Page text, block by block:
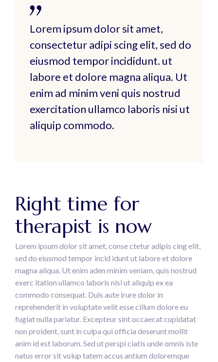
Lorem ipsum dolor sit amet,
consectetur adipi scing elit, sed do
eiusmod tempor incididunt. ut
labore et dolore magna aliqua. Ut
enim ad minim veni quis nostrud
exercitation ullamco laboris nisi ut
aliquip commodo.
Right time for
therapist is now
Lorem ipsum dolor sit amet, conse ctetur adipis cing elit,
sed do eiusmod tempor incid idunt ut labore et dolore
magna aliqua. Ut enim aden minim veniam, quis nostrud
exerc itation ullamco laboris nisi ut aliquip ex ea
commodo consequat. Duis aute irure dolor in
reprehenderit in voluptate velit esse cillum dolore eu
fugiat nulla pariatur. Excepteur sint occaecat cupidatat
non proident, sunt in culpa qui officia deserunt mollit
anim id est laborum. Sed ut perspi ciatis unde omnis iste
natus error sit volup tatem accus antium doloremque